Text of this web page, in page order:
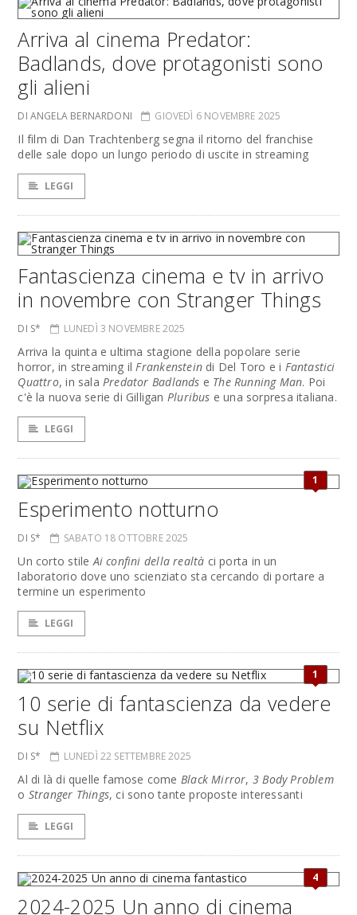
Arriva al cinema Predator:
Badlands, dove protagonisti sono
gli alieni
DI ANGELA BERNARDONI GIOVEDÌ 6 NOVEMBRE 2025
Il film di Dan Trachtenberg segna il ritorno del franchise
delle sale dopo un lungo periodo di uscite in streaming
LEGGI
Fantascienza cinema e tv in arrivo
in novembre con Stranger Things
DI S* LUNEDÌ 3 NOVEMBRE 2025
Arriva la quinta e ultima stagione della popolare serie
horror, in streaming ilFrankensteindi Del Toro e i Fantastici
Quattro, in sala Predator Badlands e The Running Man. Poi
c'è la nuova serie di Gilligan Pluribus e una sorpresa italiana.
LEGGI
1
Esperimento notturno
DI S* SABATO 18 OTTOBRE 2025
Un corto stileAi confini della realtà ci porta in un
laboratorio dove uno scienziato sta cercando di portare a
termine un esperimento
LEGGI
1
10 serie di fantascienza da vedere
su Netflix
DI S* LUNEDÌ 22 SETTEMBRE 2025
Al di là di quelle famose come Black Mirror, 3 Body Problem
o Stranger Things, ci sono tante proposte interessanti
LEGGI
4
2024-2025 Un anno di cinema